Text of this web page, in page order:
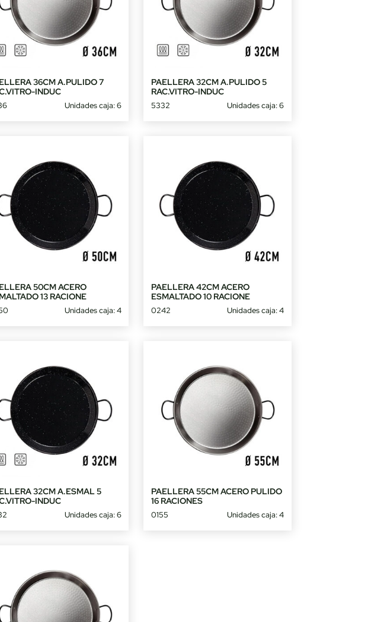
36CM A.PULIDO 7
INDUC
Unidades caja: 6
PAELLERA 32CM A.PULIDO 5
RAC.VITRO-INDUC
5332 Unidades caja: 6
50CM ACERO
13 RACIONE
Unidades caja: 4
PAELLERA 42CM ACERO
ESMALTADO 10 RACIONE
0242 Unidades caja: 4
32CM A.ESMAL 5
INDUC
Unidades caja: 6
PAELLERA 55CM ACERO PULIDO
16 RACIONES
0155 Unidades caja: 4